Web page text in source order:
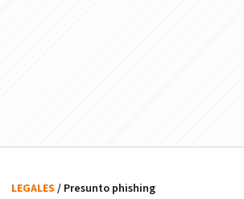
LEGALES / Presunto phishing